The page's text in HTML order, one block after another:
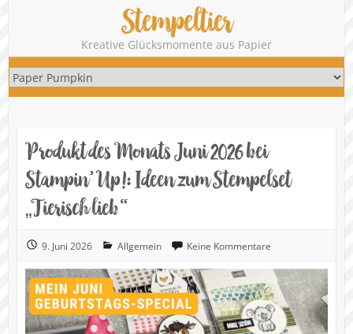
Stempeltier
Kreative Glücksmomente aus Papier
Produkt des Monats Juni 2026 bei
Stampin’ Up!: Ideen zum Stempelset
„Tierisch lieb“
9. Juni 2026 Allgemein Keine Kommentare